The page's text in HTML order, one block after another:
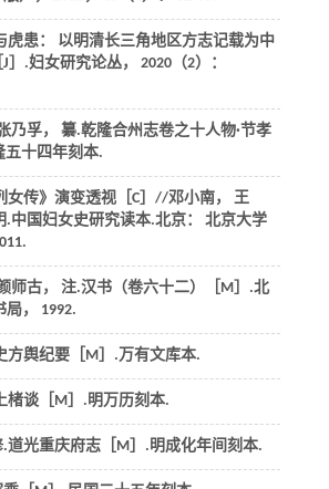
虎患： 以明清长三角地区方志记载为中
］.妇女研究论丛， 2020（2）：
乃孚， 纂.乾隆合州志卷之十人物·节孝
五十四年刻本.
女传》演变透视［C］//邓小南， 王
.中国妇女史研究读本.北京： 北京大学
.
师古， 注.汉书（卷六十二）［M］.北
局， 1992.
方舆纪要［M］. 万有文库本.
楮谈［M］.明万历刻本.
道光重庆府志［M］.明成化年间刻本.